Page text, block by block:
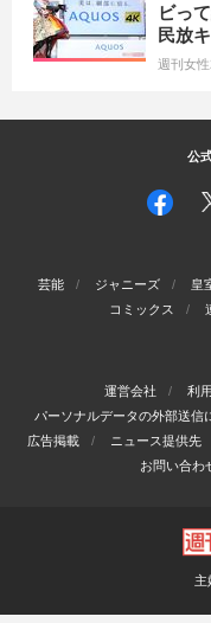
ビっ
民放
週刊女
公
芸能 ジャニーズ 皇
コミックス
運営会社 利
パーソナルデータの外部送信
広告掲載
ニュース提供先
お問い合わ
主